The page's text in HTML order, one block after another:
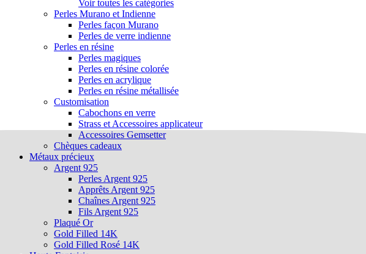
Voir toutes les catégories
Perles Murano et Indienne
Perles façon Murano
Perles de verre indienne
Perles en résine
Perles magiques
Perles en résine colorée
Perles en acrylique
Perles en résine métallisée
Customisation
Cabochons en verre
Strass et Accessoires applicateur
Accessoires Gemsetter
Chèques cadeaux
Métaux précieux
Argent 925
Perles Argent 925
Apprêts Argent 925
Chaînes Argent 925
Fils Argent 925
Plaqué Or
Gold Filled 14K
Gold Filled Rosé 14K